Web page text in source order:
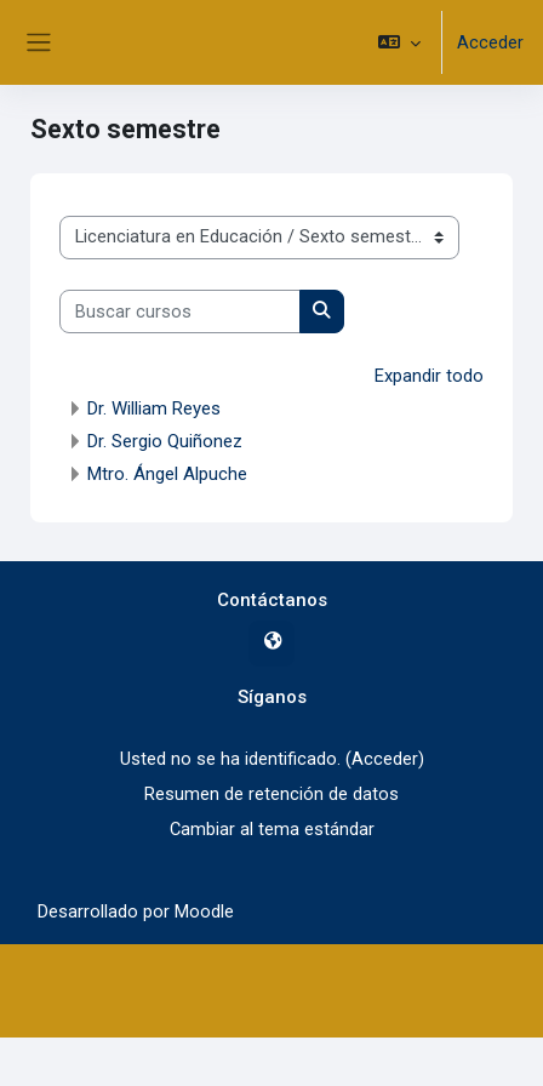
Acceder
Sexto semestre
Categorías
Buscar cursos
Buscar cursos
Expandir todo
Dr. William Reyes
Dr. Sergio Quiñonez
Mtro. Ángel Alpuche
Contáctanos
Síganos
Usted no se ha identificado. (Acceder)
Resumen de retención de datos
Cambiar al tema estándar
Desarrollado por Moodle